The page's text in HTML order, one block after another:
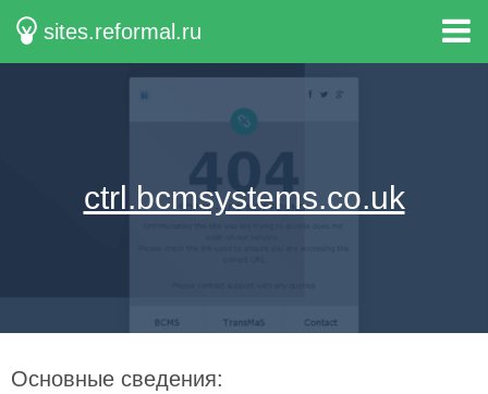
sites.reformal.ru
ctrl.bcmsystems.co.uk
Основные сведения: